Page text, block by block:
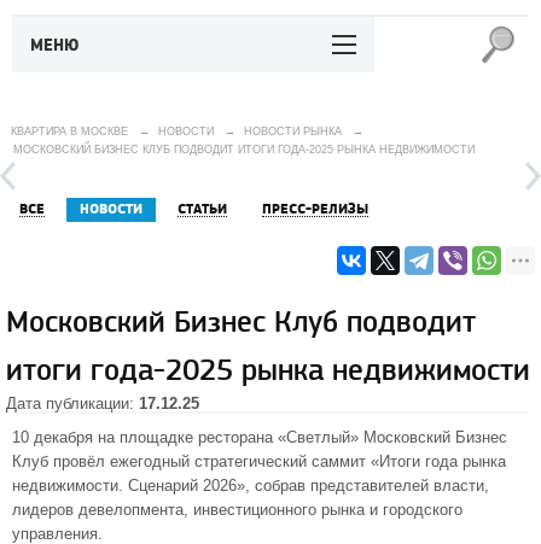
МЕНЮ
КВАРТИРА В МОСКВЕ → НОВОСТИ → НОВОСТИ РЫНКА
→
МОСКОВСКИЙ БИЗНЕС КЛУБ ПОДВОДИТ ИТОГИ ГОДА-2025 РЫНКА НЕДВИЖИМОСТИ
ВСЕ НОВОСТИ СТАТЬИ ПРЕСС-РЕЛИЗЫ
Московский Бизнес Клуб подводит
итоги года-2025 рынка недвижимости
Дата публикации: 17.12.25
10 декабря на площадке ресторана «Светлый» Московский Бизнес
Клуб провёл ежегодный стратегический саммит «Итоги года рынка
недвижимости. Сценарий 2026», собрав представителей власти,
лидеров девелопмента, инвестиционного рынка и городского
управления.